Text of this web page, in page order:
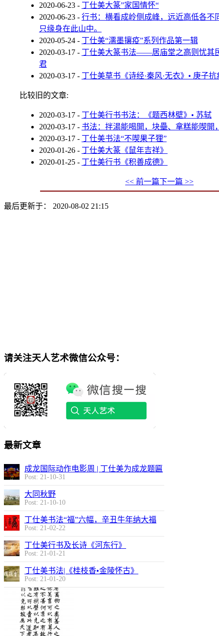
2020-06-23- 丁仕美大篆”家国情怀“
2020-06-23- 行书：横看成岭侧成峰，远近高低各不
只缘身在此山中。
2020-05-24- 丁仕美“濡墨攘疫”系列作品第一辑
2020-03-17- 丁仕美大篆书法——居庙堂之高则忧其
君
2020-03-17- 丁仕美草书《诗经·秦风·无衣》• 庚子抗
比较旧的文章:
2020-03-17- 丁仕美行书书法：《题西林壁》• 苏轼
2020-03-17- 书法：拌湯能喝開，块壘、拿糕能喫開
2020-03-17- 丁仕美书法“不喫果子狸”
2020-01-26- 丁仕美大篆《鼠年吉祥》
2020-01-25- 丁仕美行书《积善成德》
<< 前一篇下一篇 >>
最后更新于： 2020-08-02 21:15
请关注天人艺术微信公众号：
最新文章
成龙国际动作电影周 | 丁仕美为成龙题匾
Post: 21-10-31
大同秋野
Post: 21-10-10
丁仕美书法“福”六幅，辛丑牛年纳大福
Post: 21-02-22
丁仕美行书及长诗《河东行》
Post: 21-01-21
丁仕美书法|《桂枝香•金陵怀古》
Post: 21-01-20